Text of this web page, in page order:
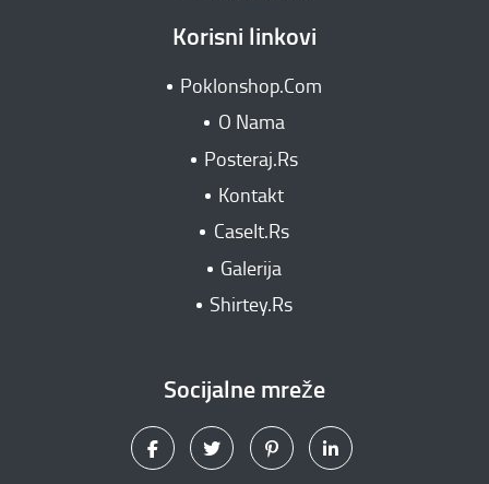
Korisni linkovi
Poklonshop.Com
O Nama
Posteraj.Rs
Kontakt
CaseIt.Rs
Galerija
Shirtey.Rs
Socijalne mreže